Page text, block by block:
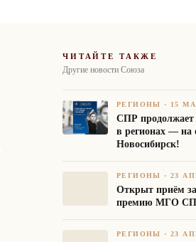
ЧИТАЙТЕ ТАКЖЕ
Другие новости Союза
РЕГИОНЫ · 15
СПР продолжает
в регионах — на
Новосибирск!
РЕГИОНЫ ·23
Открыт приём
премию МГО
РЕГИОНЫ ·23